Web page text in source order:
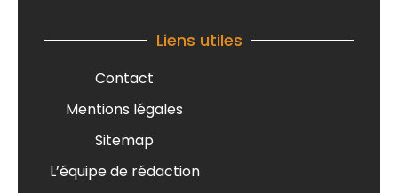
Liens utiles
Contact
Mentions légales
Sitemap
L’équipe de rédaction